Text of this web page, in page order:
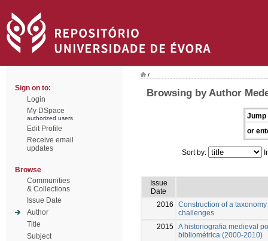
Sign on to:
Login
My DSpace
authorized users
Edit Profile
Receive email
updates
Browse
Communities
& Collections
Issue Date
Author
Title
Subject
/
Browsing by Author
Jump
or
Sort by:
Issue
Date
2016
Construction of a
challenges
2015 A historiografia medieval
bibliométrica (2000-2010)